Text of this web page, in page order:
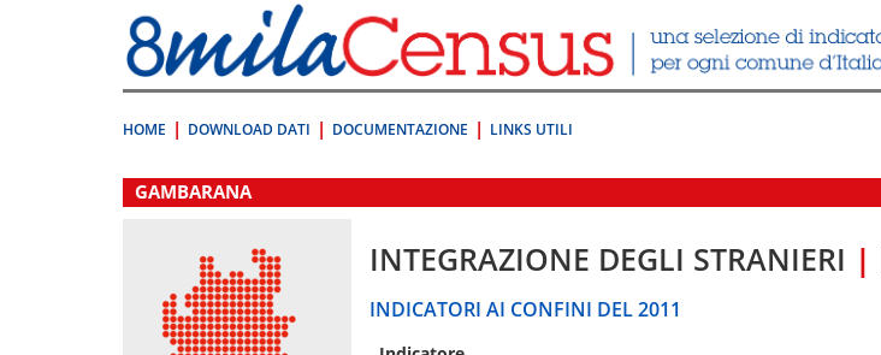
direttamente
a:
Contenuto
HOME DOWNLOAD DATI DOCUMENTAZIONE LINKS UTILI
.
GAMBARANA
INTEGRAZIONE DEGLI STRANIERI |
INDICATORI AI CONFINI DEL 2011